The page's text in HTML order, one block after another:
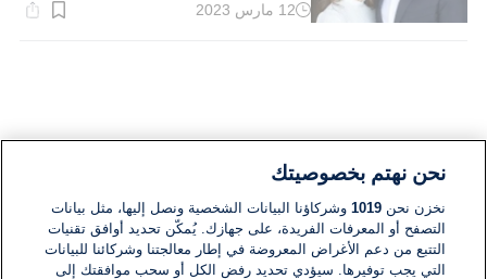
وقت
12 مارس 2023
نحن نهتم بخصوصيتك
نخزن نحن1019 وشركاؤنا البيانات الشخصية ونصل إليها، مثل بيانات
التصفح أو المعرفات الفريدة، على جهازك. يُمكّن تحديد أوافق تقنيات
التتبع من دعم الأغراض المعروضة في إطار معالجتنا وشركائنا للبيانات
التي يجب توفيرها. سيؤدي تحديد رفض الكل أو سحب موافقتك إلى